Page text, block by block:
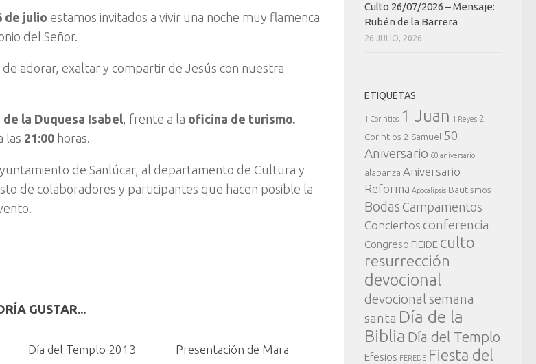
de julio estamos invitados a vivir una noche muy flamenca
del Señor.
adorar, exaltar y compartir de Jesús con nuestra
de la Duquesa Isabel, frente a la oficina de turismo.
las 21:00 horas.
de Sanlúcar, al departamento de Cultura y
de colaboradores y participantes que hacen posible la
GUSTAR...
Día del Templo 2013 Presentación de Mara
Culto 26/07/2026 – Mensaje:
Rubén de la Barrera
26 JULIO, 2026
ETIQUETAS
1 Corintios 1 Juan 1 Reyes 2
Corintios 2 Samuel 50
Aniversario 60 aniversario
alabanza Aniversario
Reforma Apocalipsis Bautismos
Bodas Campamentos
Conciertos conferencia
Congreso FIEIDE culto
resurrección
devocional
devocional semana
santa Día de la
Biblia Día del Templo
Efesios FEREDE Fiesta del